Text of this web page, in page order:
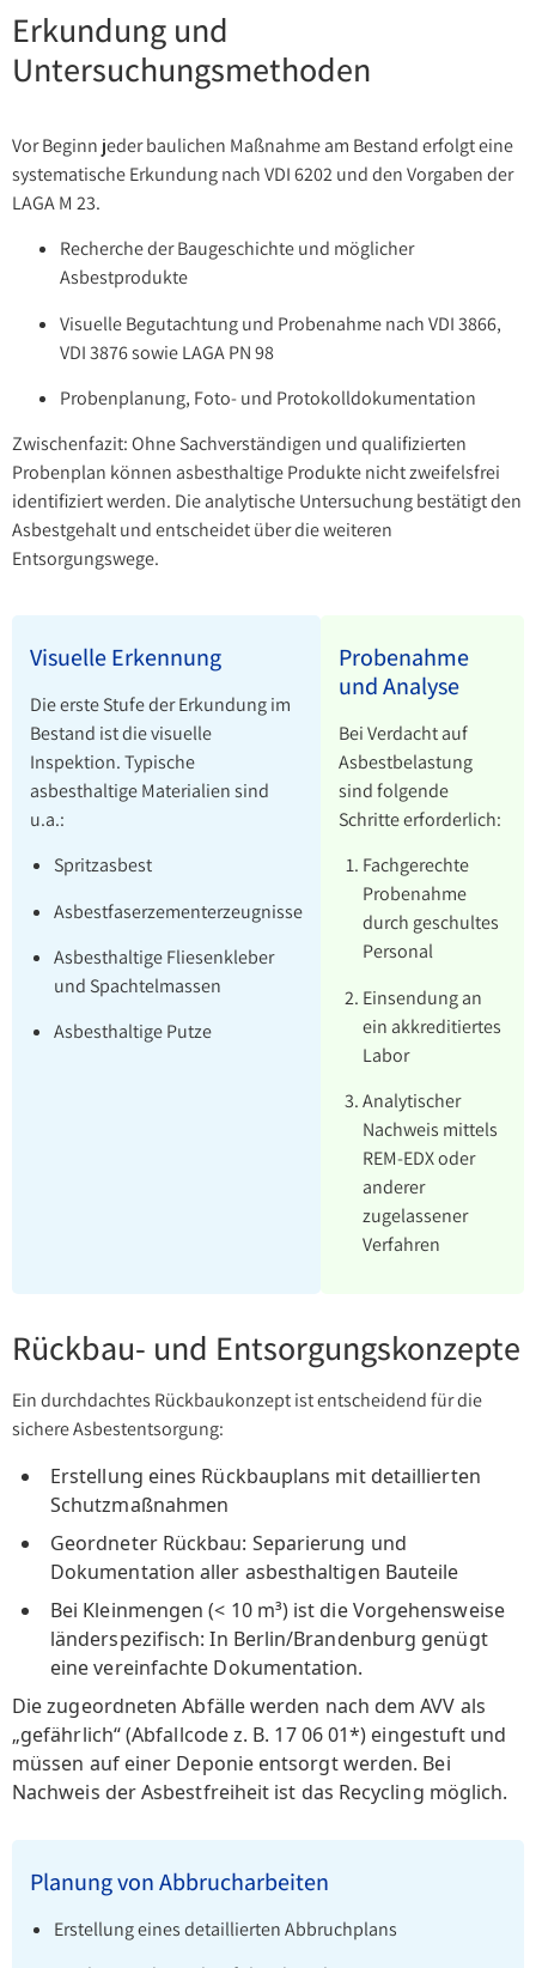
Erkundung und
Untersuchungsmethoden
Vor Beginn jeder baulichen Maßnahme am Bestand erfolgt eine
systematische Erkundung nach VDI 6202 und den Vorgaben der
LAGA M 23.
Recherche der Baugeschichte und möglicher
Asbestprodukte
Visuelle Begutachtung und Probenahme nach VDI 3866,
VDI 3876 sowie LAGA PN 98
Probenplanung, Foto- und Protokolldokumentation
Zwischenfazit: Ohne Sachverständigen und qualifizierten
Probenplan können asbesthaltige Produkte nicht zweifelsfrei
identifiziert werden. Die analytische Untersuchung bestätigt den
Asbestgehalt und entscheidet über die weiteren
Entsorgungswege.
Visuelle Erkennung
Die erste Stufe der Erkundung im
Bestand ist die visuelle
Inspektion. Typische
asbesthaltige Materialien sind
u.a.:
Spritzasbest
Asbestfaserzementerzeugnisse
Asbesthaltige Fliesenkleber
und Spachtelmassen
Asbesthaltige Putze
Probenahme
und Analyse
Bei Verdacht auf
Asbestbelastung
sind folgende
Schritte erforderlich:
Fachgerechte
Probenahme
durch geschultes
Personal
Einsendung an
ein akkreditiertes
Labor
Analytischer
Nachweis mittels
REM-EDX oder
anderer
zugelassener
Verfahren
Rückbau- und Entsorgungskonzepte
Ein durchdachtes Rückbaukonzept ist entscheidend für die
sichere Asbestentsorgung:
Erstellung eines Rückbauplans mit detaillierten
Schutzmaßnahmen
Geordneter Rückbau: Separierung und
Dokumentation aller asbesthaltigen Bauteile
Bei Kleinmengen (< 10 m³) ist die Vorgehensweise
länderspezifisch: In Berlin/Brandenburg genügt
eine vereinfachte Dokumentation.
Die zugeordneten Abfälle werden nach dem AVV als
„gefährlich“ (Abfallcode z. B. 17 06 01*) eingestuft und
müssen auf einer Deponie entsorgt werden. Bei
Nachweis der Asbestfreiheit ist das Recycling möglich.
Planung von Abbrucharbeiten
Erstellung eines detaillierten Abbruchplans